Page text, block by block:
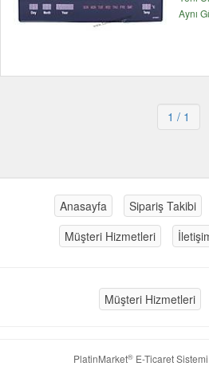
Aynı
1 / 1
Anasayfa Sipariş Takibi
Müşteri Hizmetleri
Müşteri Hizmetleri
PlatinMarket®E-Ticaret Sistemi